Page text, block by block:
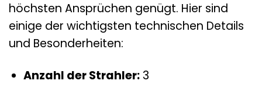
höchsten Ansprüchen genügt. Hier sind
einige der wichtigsten technischen Details
und Besonderheiten:
Anzahl der Strahler:3